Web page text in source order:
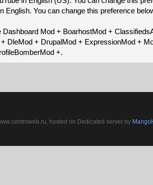
English. You can change this preference
Dashboard Mod + BoarhostMod +
DleMod + DrupalMod + ExpressionMod +
+.
hosted on Dedicated server by